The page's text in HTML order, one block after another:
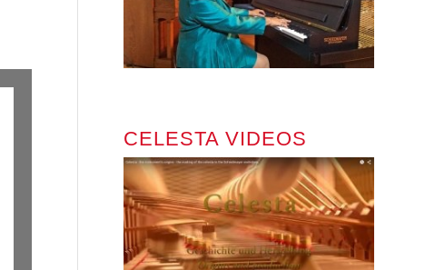
CELESTA VIDEOS